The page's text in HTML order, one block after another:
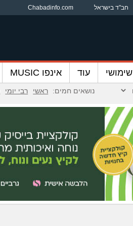
חב"ד בישראל Chabadinfo.com
שימושי עוד אינפו MUSIC
נושאים חמים: ראשי רבי יומי